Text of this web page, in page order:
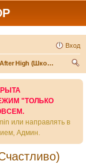
Вход
Ever After High (Школа Долго и Счастливо)
"ТОЛЬКО
или направлять в
Админ.